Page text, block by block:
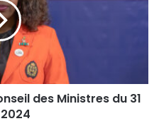
des Ministres du 31